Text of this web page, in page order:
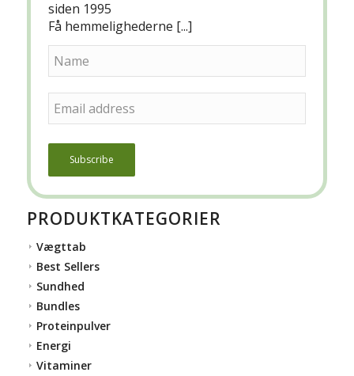
siden 1995
Få hemmelighederne [...]
PRODUKTKATEGORIER
Vægttab
Best Sellers
Sundhed
Bundles
Proteinpulver
Energi
Vitaminer